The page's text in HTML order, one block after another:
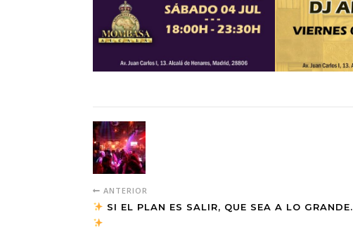
ANTERIOR
SI EL PLAN ES SALIR, QUE SEA A LO GRANDE.